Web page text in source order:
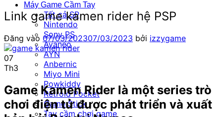
Máy Game Cầm Tay
Tất cả SP
Nintendo
Sony PS
Ayaneo
AYN
Anbernic
Miyo Mini
Powkiddy
Retroid Pocket
Game Stick
Tay cầm chơi game
Link game kamen rider hệ PSP
Đăng vào 07/03/202307/03/2023 bởi izzygame
07
Th3
Game Kamen Rider là một series trò
chơi điện tử được phát triển và xuất